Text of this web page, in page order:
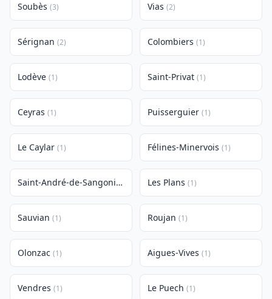
Soubès (3) Vias (2)
Sérignan (2) Colombiers (1)
Lodève (1) Saint-Privat (1)
Ceyras (1) Puisserguier (1)
Le Caylar (1) Félines-Minervois (1)
Saint-André-de-Sangonis Les Plans (1)
Sauvian (1) Roujan (1)
Olonzac (1) Aigues-Vives (1)
Vendres (1) Le Puech (1)